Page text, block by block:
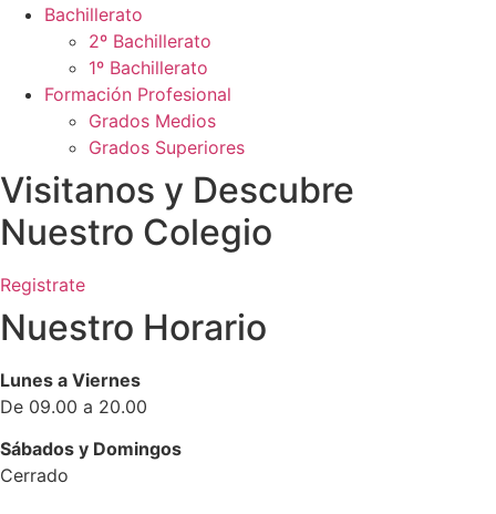
Bachillerato
2º Bachillerato
1º Bachillerato
Formación Profesional
Grados Medios
Grados Superiores
Visitanos y Descubre
Nuestro Colegio
Registrate
Nuestro Horario
Lunes a Viernes
De 09.00 a 20.00
Sábados y Domingos
Cerrado